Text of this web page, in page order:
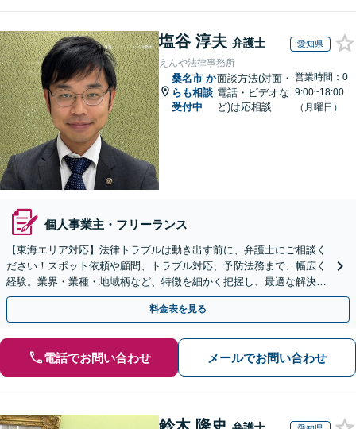
塩谷 淳夫 弁護士 愛知県
えんや法律事務所
桑名市 か
らも相談
受付中
面談方法(対面・
電話・ビデオな
ど)は応相談
営業時間：0
9:00~18:00
（月曜日）
個人事業主・フリーランス
【東海エリア対応】法律トラブルは動き出す前に、弁護士にご相談く
ださい！スポット依頼や顧問、トラブル対応、予防法務まで、幅広く
経験。​​業界・業種・地域柄など、特徴を細かく把握し、最適な解決策
をご提示します
料金表を見る
電話でお問い合わせ メールでお問い合わせ